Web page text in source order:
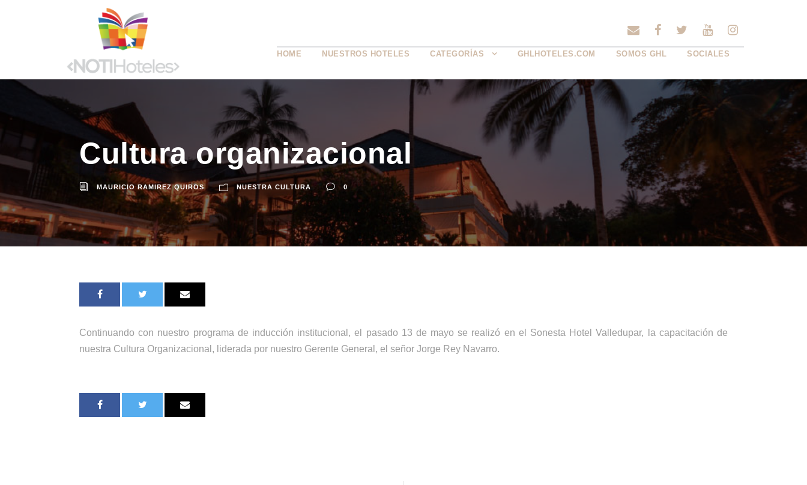
HOME NUESTROS HOTELES CATEGORÍAS GHLHOTELES.COM SOMOS GHL SOCIALES
Cultura organizacional
MAURICIO RAMIREZ QUIROS NUESTRA CULTURA 0
Continuando con nuestro programa de inducción institucional, el pasado 13 de mayo se realizó en el Sonesta Hotel Valledupar, la capacitación de
nuestra Cultura Organizacional, liderada por nuestro Gerente General, el señor Jorge Rey Navarro.